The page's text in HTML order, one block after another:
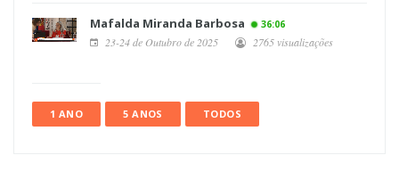
Mafalda Miranda Barbosa 36:06
23-24 de Outubro de 2025 2765 visualizações
1 ANO 5 ANOS TODOS